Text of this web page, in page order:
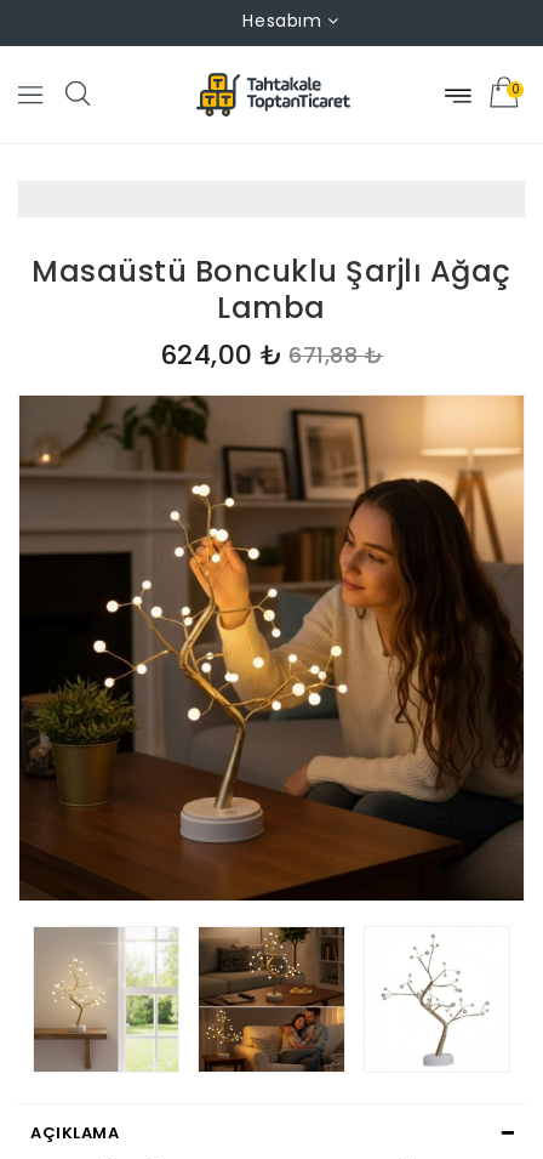
Hesabım
0
Masaüstü Boncuklu Şarjlı Ağaç
Lamba
624,00 ₺ 671,88 ₺
AÇIKLAMA